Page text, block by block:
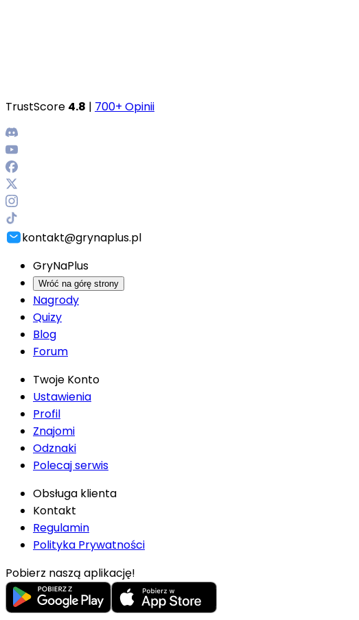
TrustScore 4.8 | 700+ Opinii
kontakt@grynaplus.pl
GryNaPlus
Wróć na górę strony
Nagrody
Quizy
Blog
Forum
Twoje Konto
Ustawienia
Profil
Znajomi
Odznaki
Polecaj serwis
Obsługa klienta
Kontakt
Regulamin
Polityka Prywatności
Pobierz naszą aplikację!